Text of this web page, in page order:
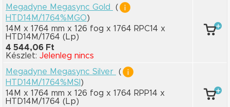
Megadyne Megasync Gold
(
HTD14M/1764%MGO)
14M x 1764 mm x 126 fog x 1764 RPC14 x
HTD14M/1764 (Lp)
4 544,06 Ft
Készlet: Jelenleg nincs
Megadyne Megasync Silver
(
HTD14M/1764%MSI )
14M x 1764 mm x 126 fog x 1764 RPP14 x
HTD14M/1764 (Lp)